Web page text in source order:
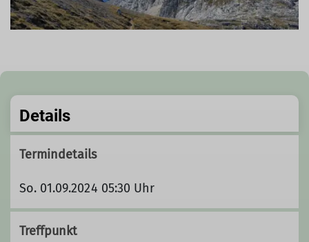
Details
Termindetails
So. 01.09.2024 05:30 Uhr
Treffpunkt